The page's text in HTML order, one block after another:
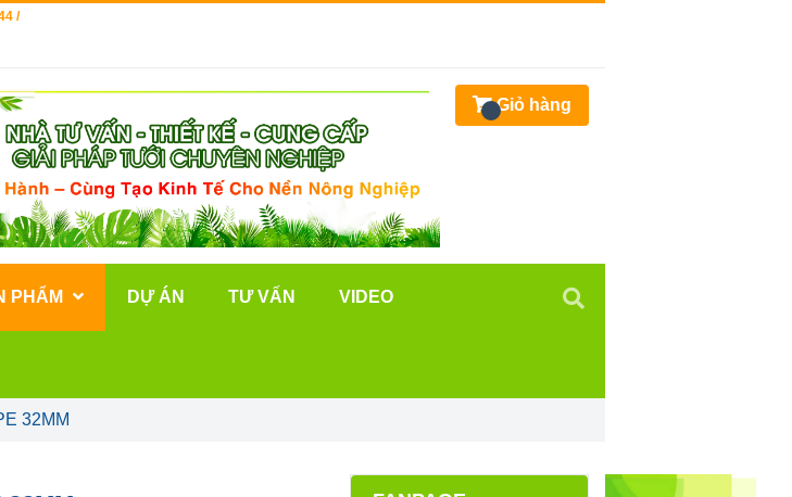
32MM
/
Giỏ hàng
PHẨM DỰ ÁN TƯ VẤN VIDEO